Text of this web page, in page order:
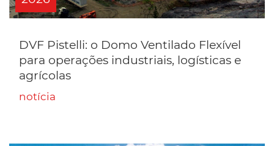
DVF Pistelli: o Domo Ventilado Flexível
para operações industriais, logísticas e
agrícolas
notícia